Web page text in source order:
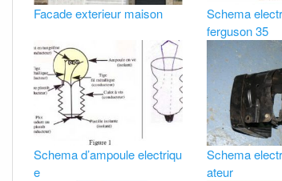
Facade exterieur maison
Schema
ferguson 35
Schema d’ampoule electriqu
e
Schema
ateur